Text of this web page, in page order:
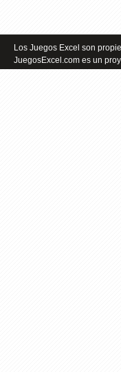
Los Juegos Excel son
JuegosExcel.com es un